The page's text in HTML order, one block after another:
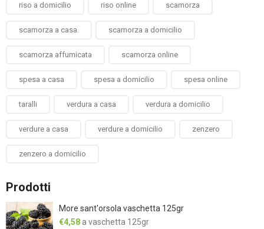
riso a domicilio riso online scamorza
scamorza a casa. scamorza a domicilio
scamorza affumicata scamorza online
spesa a casa spesa a domicilio spesa online
taralli verdura a casa verdura a domicilio
verdure a casa verdure a domicilio zenzero
zenzero a domicilio
Prodotti
More sant'orsola vaschetta 125gr
€4,58 a vaschetta 125gr